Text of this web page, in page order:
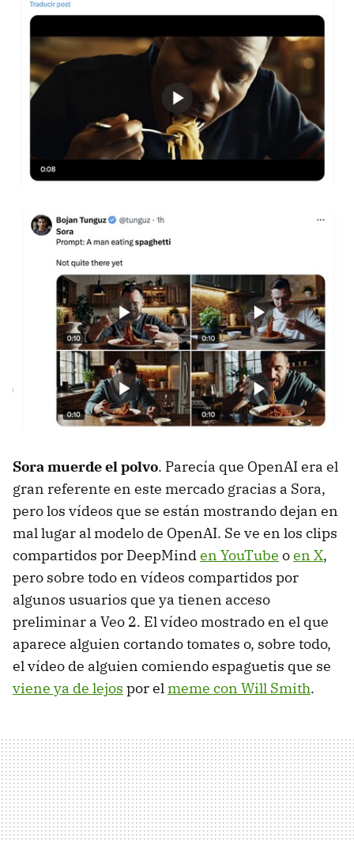
Sora muerde el polvo. Parecía que OpenAI era el
gran referente en este mercado gracias a Sora,
pero los vídeos que se están mostrando dejan en
mal lugar al modelo de OpenAI. Se ve en los clips
compartidos por DeepMinden YouTube oen X,
pero sobre todo en vídeos compartidos por
algunos usuarios que ya tienen acceso
preliminar a Veo 2. El vídeo mostrado en el que
aparece alguien cortando tomates o, sobre todo,
el vídeo de alguien comiendo espaguetis que se
viene ya de lejos por elmeme con Will Smith.